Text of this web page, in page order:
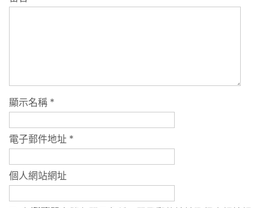
顯示名稱 *
電子郵件地址 *
個人網站網址